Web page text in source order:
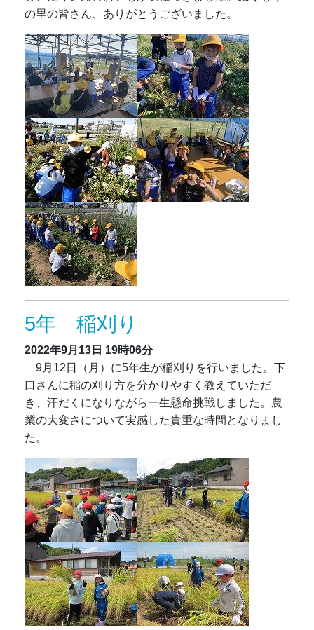
の里の皆さん、ありがとうございました。
5年 稲刈り
2022年9月13日 19時06分
9月12日（月）に5年生が稲刈りを行いました。下
口さんに稲の刈り方を分かりやすく教えていただ
き、汗だくになりながら一生懸命挑戦しました。農
業の大変さについて実感した貴重な時間となりまし
た。